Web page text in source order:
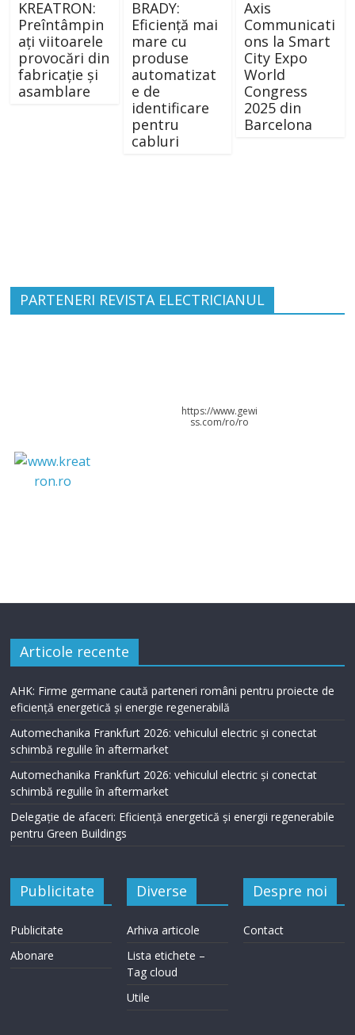
KREATRON:
Preîntâmpin
ați viitoarele
provocări din
fabricație și
asamblare
BRADY:
Eficiență mai
mare cu
produse
automatizat
e de
identificare
pentru
cabluri
Axis
Communicati
ons la Smart
City Expo
World
Congress
2025 din
Barcelona
PARTENERI REVISTA ELECTRICIANUL
https://www.gewi
ss.com/ro/ro
Articole recente
AHK: Firme germane caută parteneri români pentru proiecte de
eficiență energetică și energie regenerabilă
Automechanika Frankfurt 2026: vehiculul electric și conectat
schimbă regulile în aftermarket
Automechanika Frankfurt 2026: vehiculul electric și conectat
schimbă regulile în aftermarket
Delegație de afaceri: Eficiență energetică și energii regenerabile
pentru Green Buildings
Publicitate
Publicitate
Abonare
Diverse
Arhiva articole
Lista etichete –
Tag cloud
Utile
Despre noi
Contact